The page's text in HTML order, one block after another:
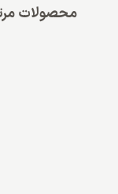
محصولات